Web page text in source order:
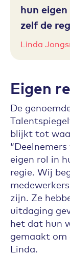
hun
zelf de
Linda
Eigen
De
blijkt tot
eigen rol in
regie. Wij
zijn. Ze
uitdaging
het dat hun
gemaakt om
Linda.